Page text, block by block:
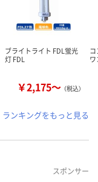
ブライトライト FDL蛍光
灯 FDL
￥2,175～ （税込）
ランキングをもっと見る
スポンサー